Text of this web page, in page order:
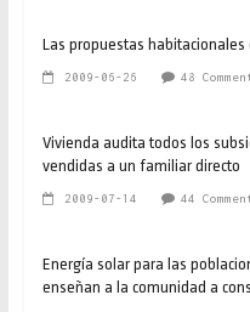
Las propuestas habitacionales
2009-06-26 48
Vivienda audita todos los
vendidas a un familiar directo
2009-07-14 44
Energía solar para las
enseñan a la comunidad a